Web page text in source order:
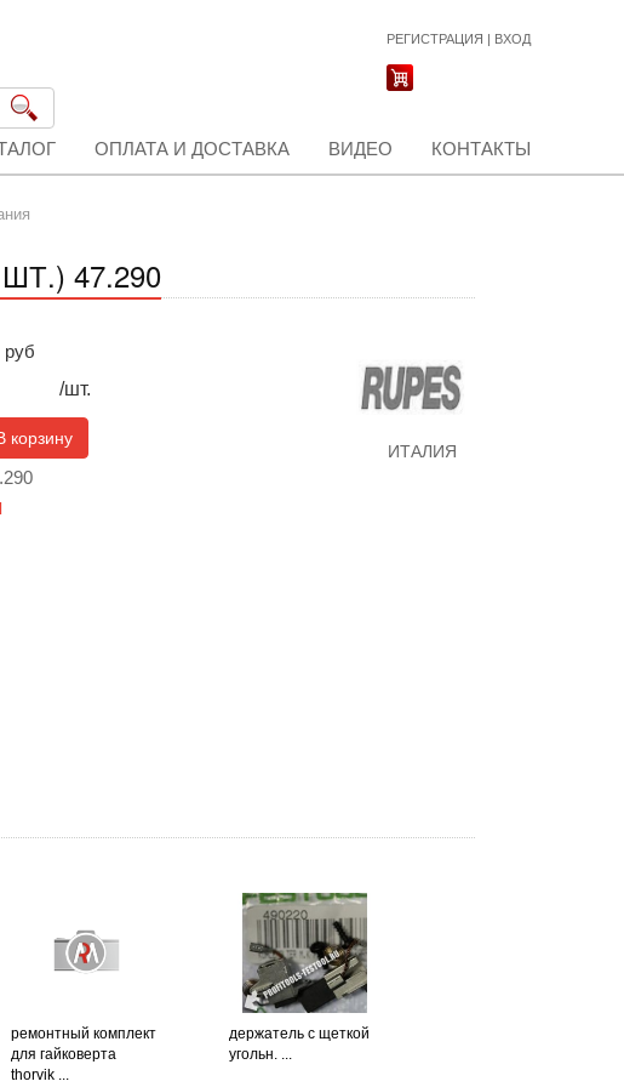
РЕГИСТРАЦИЯ | ВХОД
ОПЛАТА И ДОСТАВКА ВИДЕО КОНТАКТЫ
47.290
руб
/шт.
корзину
ИТАЛИЯ
ремонтный комплект
для гайковерта
thorvik ...
держатель с щеткой
угольн. ...